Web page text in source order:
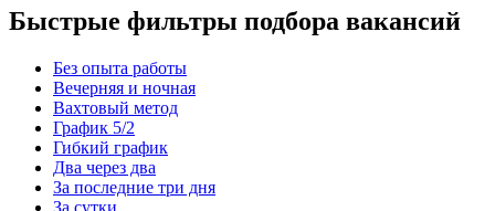
Быстрые фильтры подбора вакансий
Без опыта работы
Вечерняя и ночная
Вахтовый метод
График 5/2
Гибкий график
Два через два
За последние три дня